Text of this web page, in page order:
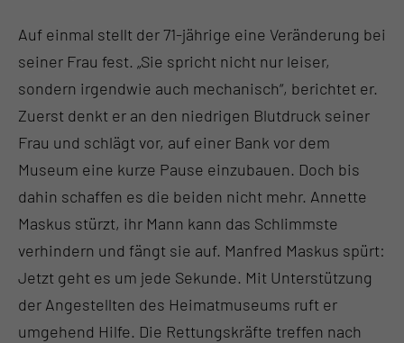
Auf einmal stellt der 71-jährige eine Veränderung bei
seiner Frau fest. „Sie spricht nicht nur leiser,
sondern irgendwie auch mechanisch“, berichtet er.
Zuerst denkt er an den niedrigen Blutdruck seiner
Frau und schlägt vor, auf einer Bank vor dem
Museum eine kurze Pause einzubauen. Doch bis
dahin schaffen es die beiden nicht mehr. Annette
Maskus stürzt, ihr Mann kann das Schlimmste
verhindern und fängt sie auf. Manfred Maskus spürt:
Jetzt geht es um jede Sekunde. Mit Unterstützung
der Angestellten des Heimatmuseums ruft er
umgehend Hilfe. Die Rettungskräfte treffen nach